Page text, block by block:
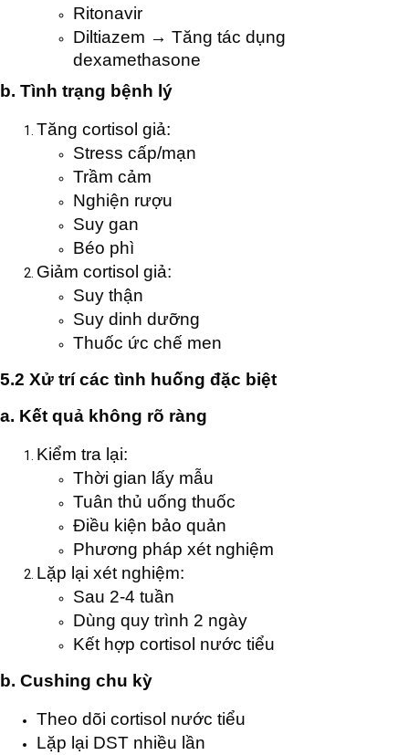
Ritonavir
Diltiazem → Tăng tác dụng
dexamethasone
b. Tình trạng bệnh lý
Tăng cortisol giả:
Stress cấp/mạn
Trầm cảm
Nghiện rượu
Suy gan
Béo phì
Giảm cortisol giả:
Suy thận
Suy dinh dưỡng
Thuốc ức chế men
5.2 Xử trí các tình huống đặc biệt
a. Kết quả không rõ ràng
Kiểm tra lại:
Thời gian lấy mẫu
Tuân thủ uống thuốc
Điều kiện bảo quản
Phương pháp xét nghiệm
Lặp lại xét nghiệm:
Sau 2-4 tuần
Dùng quy trình 2 ngày
Kết hợp cortisol nước tiểu
b. Cushing chu kỳ
Theo dõi cortisol nước tiểu
Lặp lại DST nhiều lần